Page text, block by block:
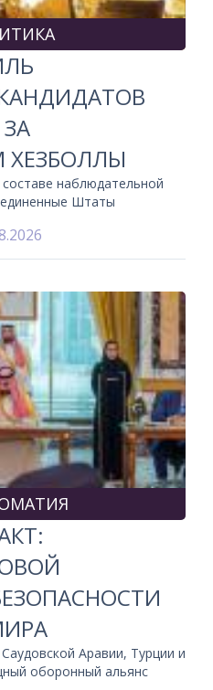
ХЕЗБОЛЛЫ
наблюдательной
Штаты
Аравии, Турции и
оборонный альянс